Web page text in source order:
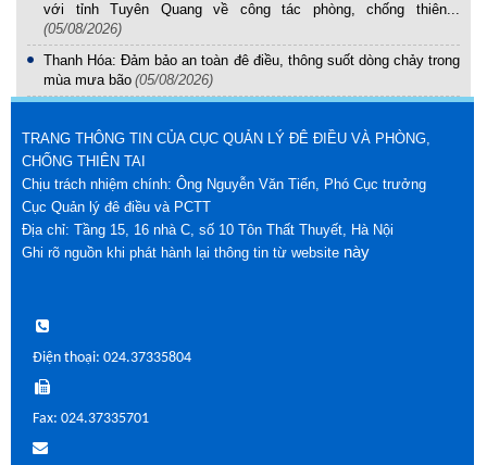
với tỉnh Tuyên Quang về công tác phòng, chống thiên...
(05/08/2026)
Thanh Hóa: Đảm bảo an toàn đê điều, thông suốt dòng chảy trong
mùa mưa bão (05/08/2026)
TRANG THÔNG TIN CỦA CỤC QUẢN LÝ ĐÊ ĐIỀU VÀ PHÒNG,
CHỐNG THIÊN TAI
Chịu trách nhiệm chính: Ông Nguyễn Văn Tiến, Phó Cục trưởng
Cục Quản lý đê điều và PCTT
Địa chỉ: Tầng 15, 16 nhà C, số 10 Tôn Thất Thuyết, Hà Nội
Ghi rõ nguồn khi phát hành lại thông tin từ website này
Điện thoại: 024.37335804
Fax: 024.37335701